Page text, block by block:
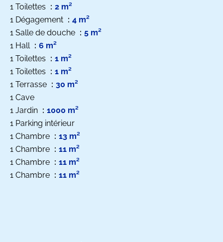
1 Toilettes
2 m²
1 Dégagement
4 m²
1 Salle de douche
5 m²
1 Hall
6 m²
1 Toilettes
1 m²
1 Toilettes
1 m²
1 Terrasse
30 m²
1 Cave
1 Jardin
1000 m²
1 Parking intérieur
1 Chambre
13 m²
1 Chambre
11 m²
1 Chambre
11 m²
1 Chambre
11 m²